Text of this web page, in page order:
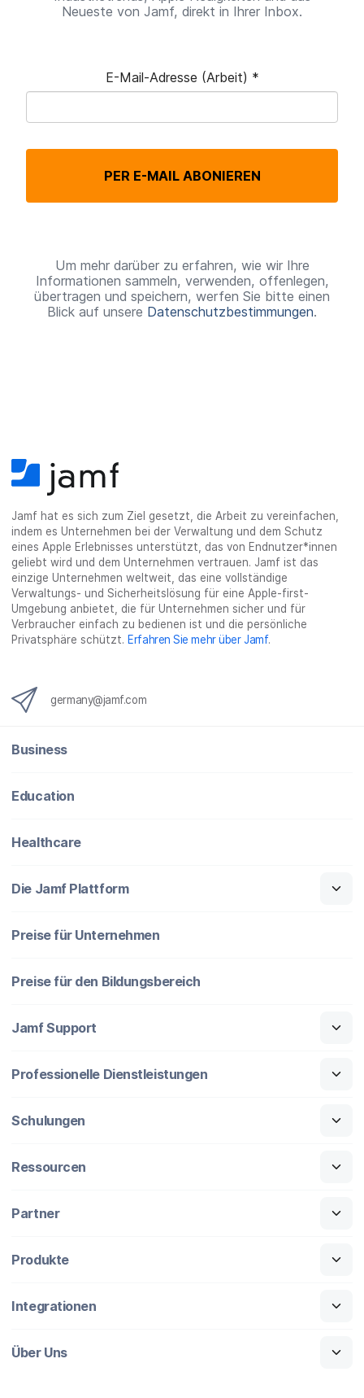
Neueste von Jamf, direkt in Ihrer Inbox.
E-Mail-Adresse (Arbeit) *
i
t
f
e
PER E-MAIL ABONIEREN
Um mehr darüber zu erfahren, wie wir Ihre
Informationen sammeln, verwenden, offenlegen,
übertragen und speichern, werfen Sie bitte einen
Blick auf unsere Datenschutzbestimmungen.
Jamf hat es sich zum Ziel gesetzt, die Arbeit zu vereinfachen,
indem es Unternehmen bei der Verwaltung und dem Schutz
eines Apple Erlebnisses unterstützt, das von Endnutzer*innen
geliebt wird und dem Unternehmen vertrauen. Jamf ist das
einzige Unternehmen weltweit, das eine vollständige
Verwaltungs- und Sicherheitslösung für eine Apple-first-
Umgebung anbietet, die für Unternehmen sicher und für
Verbraucher einfach zu bedienen ist und die persönliche
Privatsphäre schützt. Erfahren Sie mehr über Jamf.
germany@jamf.com
Business
Education
Healthcare
Die Jamf Plattform
Preise für Unternehmen
Preise für den Bildungsbereich
Jamf Support
Professionelle Dienstleistungen
Schulungen
Ressourcen
Partner
Produkte
Integrationen
Über Uns